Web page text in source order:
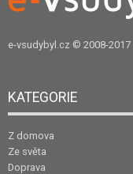
e-vsudybyl.cz © 2008-2017
KATEGORIE
Z domova
Ze světa
Doprava